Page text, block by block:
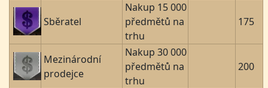
Sběratel
Nakup 15 000
předmětů na
trhu
175
Mezinárodní
prodejce
Nakup 30 000
předmětů na
trhu
200